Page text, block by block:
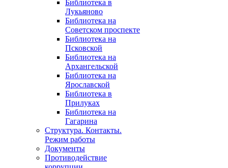
Библиотека в
Лукьяново
Библиотека на
Советском проспекте
Библиотека на
Псковской
Библиотека на
Архангельской
Библиотека на
Ярославской
Библиотека в
Прилуках
Библиотека на
Гагарина
Структура. Контакты.
Режим работы
Документы
Противодействие